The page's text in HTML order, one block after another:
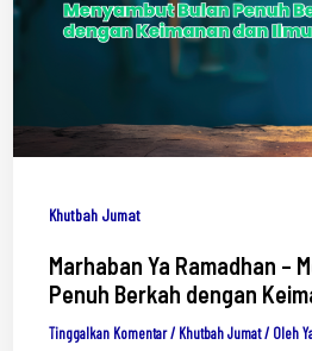
Khutbah Jumat
Marhaban Ya Ramadhan –
Penuh Berkah dengan
Tinggalkan Komentar / Khutbah Jumat/ Oleh